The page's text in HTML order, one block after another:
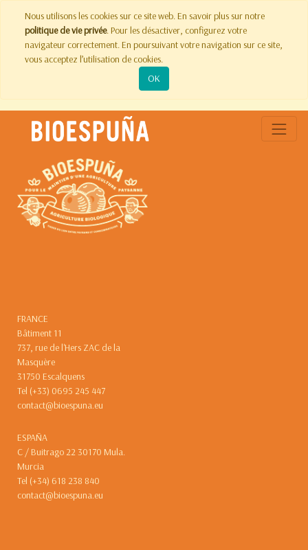
Nous utilisons les cookies sur ce site web. En savoir plus sur notre
politique de vie privée. Pour les désactiver, configurez votre
navigateur correctement. En poursuivant votre navigation sur ce site,
vous acceptez l’utilisation de cookies.
OK
FRANCE
Bâtiment 11
737, rue de l'Hers ZAC de la
Masquère
31750 Escalquens
Tel (+33) 0695 245 447
contact@bioespuna.eu
ESPAÑA
C / Buitrago 22 30170 Mula.
Murcia
Tel (+34) 618 238 840
contact@bioespuna.eu